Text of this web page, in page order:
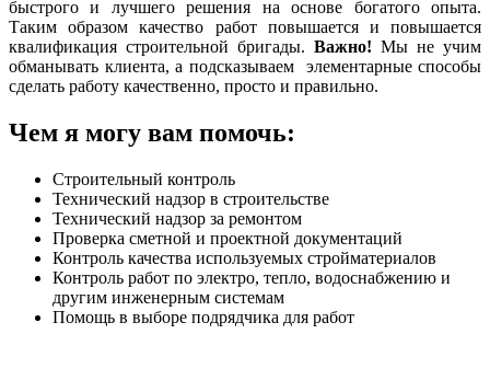
быстрого и лучшего решения на основе богатого опыта.
Таким образом качество работ повышается и повышается
квалификация строительной бригады. Важно! Мы не учим
обманывать клиента, а подсказываем элементарные способы
сделать работу качественно, просто и правильно.
Чем я могу вам помочь:
Строительный контроль
Технический надзор в строительстве
Технический надзор за ремонтом
Проверка сметной и проектной документаций
Контроль качества используемых стройматериалов
Контроль работ по электро, тепло, водоснабжению и
другим инженерным системам
Помощь в выборе подрядчика для работ